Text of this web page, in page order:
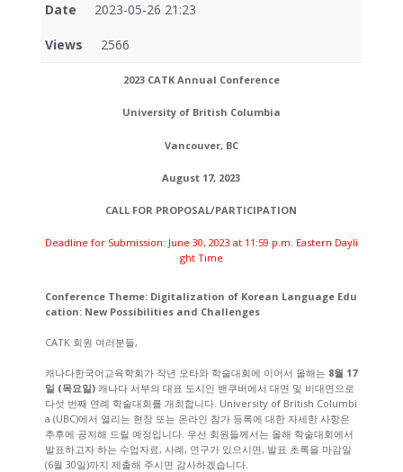
Date 2023-05-26 21:23
Views 2566
2023 CATK Annual Conference
University of British Columbia
Vancouver, BC
August 17, 2023
CALL FOR PROPOSAL/PARTICIPATION
Deadline for Submission: June 30, 2023 at 11:59 p.m. Eastern Dayli
ght Time
Conference Theme: Digitalization of Korean Language Edu
cation: New Possibilities and Challenges
CATK 회원 여러분들,
캐나다한국어교육학회가 작년 오타와 학술대회에 이어서 올해는 8월 17
일 (목요일)캐나다 서부의 대표 도시인 밴쿠버에서 대면 및 비대면으로
다섯 번째 연례 학술대회를 개최합니다. University of British Columbi
a (UBC)에서 열리는 현장 또는 온라인 참가 등록에 대한 자세한 사항은
추후에 공지해 드릴 예정입니다. 우선 회원들께서는 올해 학술대회에서
발표하고자 하는 수업자료, 사례, 연구가 있으시면, 발표 초록을 마감일
(6월 30일)까지 제출해 주시면 감사하겠습니다.